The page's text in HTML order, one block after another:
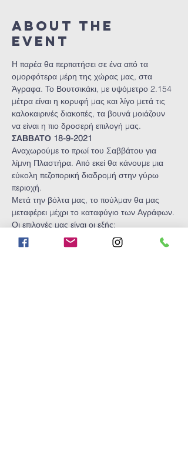
About the
event
Η παρέα θα περπατήσει σε ένα από τα
ομορφότερα μέρη της χώρας μας, στα
Άγραφα. Το Βουτσικάκι, με υψόμετρο 2.154
μέτρα είναι η κορυφή μας και λίγο μετά τις
καλοκαιρινές διακοπές, τα βουνά μοιάζουν
να είναι η πιο δροσερή επιλογή μας.
ΣΑΒΒΑΤΟ 18-9-2021
Αναχωρούμε το πρωί του Σαββάτου για
λίμνη Πλαστήρα. Από εκεί θα κάνουμε μια
εύκολη πεζοπορική διαδρομή στην γύρω
περιοχή.
Μετά την βόλτα μας, το πούλμαν θα μας
μεταφέρει μέχρι το καταφύγιο των Αγράφων.
Οι επιλογές μας είναι οι εξής:
Α) διανυκτέρευση στο καταφύγιο, ή